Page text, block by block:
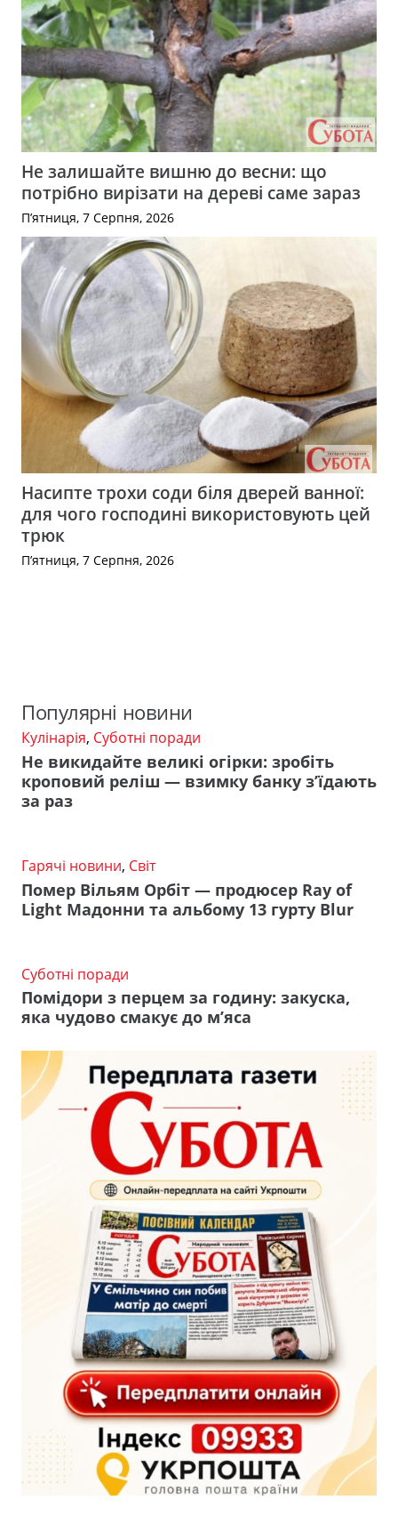
Не залишайте вишню до весни: що
потрібно вирізати на дереві саме зараз
П’ятниця, 7 Серпня, 2026
Насипте трохи соди біля дверей ванної:
для чого господині використовують цей
трюк
П’ятниця, 7 Серпня, 2026
Популярні новини
Кулінарія, Суботні поради
Не викидайте великі огірки: зробіть
кроповий реліш — взимку банку з’їдають
за раз
Гарячі новини, Світ
Помер Вільям Орбіт — продюсер Ray of
Light Мадонни та альбому 13 гурту Blur
Суботні поради
Помідори з перцем за годину: закуска,
яка чудово смакує до м’яса